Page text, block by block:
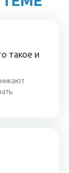
такое и